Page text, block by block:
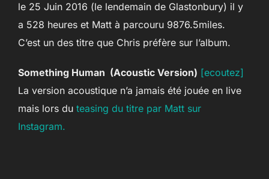
le 25 Juin 2016 (le lendemain de Glastonbury) il y
a 528 heures et Matt à parcouru 9876.5miles.
C’est un des titre que Chris préfère sur l’album.
Something Human (Acoustic Version) [ecoutez]
La version acoustique n’a jamais été jouée en live
mais lors du teasing du titre par Matt sur
Instagram.